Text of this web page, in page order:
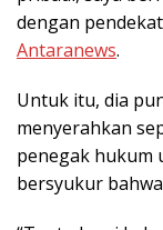
dengan
Antaranews.
Untuk itu, dia
menyerahkan
penegak hukum
bersyukur